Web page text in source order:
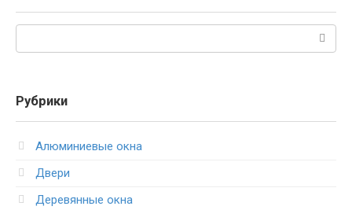
Рубрики
Алюминиевые окна
Двери
Деревянные окна